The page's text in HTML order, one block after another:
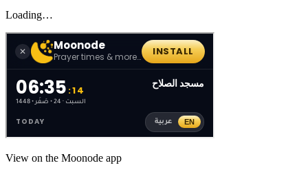
Loading…
View on the Moonode app